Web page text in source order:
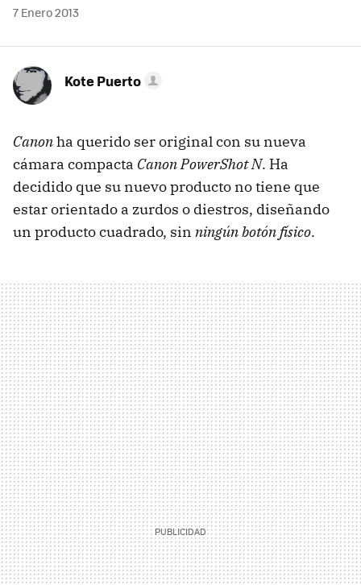
7 Enero 2013
Kote Puerto
Canonha querido ser original con su nueva
cámara compacta Canon PowerShot N. Ha
decidido que su nuevo producto no tiene que
estar orientado a zurdos o diestros, diseñando
un producto cuadrado, sin ningún botón físico.